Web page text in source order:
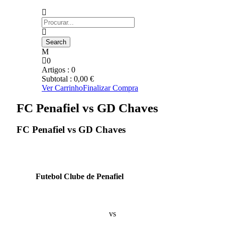
0
Artigos : 0
Subtotal : 0,00 €
Ver CarrinhoFinalizar Compra
FC Penafiel vs GD Chaves
FC Penafiel vs GD Chaves
Futebol Clube de Penafiel
vs